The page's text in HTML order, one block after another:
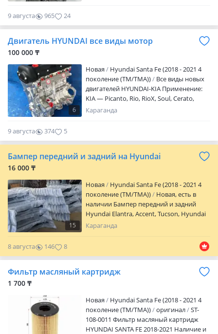
SantaFe, Grandeur Мы находимся в
Астане -Состояние — новое -Гарантия
юридическими лицами
9 августа 965 24
Двигатель HYUNDAI все виды мотор
100 000 ₸
6
Новая
Hyundai Santa Fe (2018 - 2021 4
поколение (TM/TMA))
Все виды новых
двигателей HYUNDAI-KIA Применение:
KIA — Picanto, Rio, RioX, Soul, Cerato,
Ceed, Soul, Seltos, Cadenza, Optima, K3,
SantaFe, Grandeur Мы находимся в
Астане -Состояние — новое -Гарантия
юридическими лицами
Караганда
9 августа 374 5
Бампер передний и задний на Hyundai
16 000 ₸
15
Новая
Hyundai Santa Fe (2018 - 2021 4
поколение (TM/TMA))
Новая, есть в
наличии Бампер передний и задний
Hyundai Elantra, Accent, Tucson, Hyundai
Getz, Hyundai Santa Fe, Hyundai Sonata,
000 тг и выше в зависимости от модели
и года выпуска. Так же имеются и другие
запчасти в наличии для данной марки
автомашины. По всем вопросам можете
Караганда
8 августа 146 8
Фильтр масляный картридж
1 700 ₸
Новая
Hyundai Santa Fe (2018 - 2021 4
поколение (TM/TMA))
оригинал
ST-
108-0011 Фильтр масляный картридж
HYUNDAI SANTA FE 2018-2021 Наличие и